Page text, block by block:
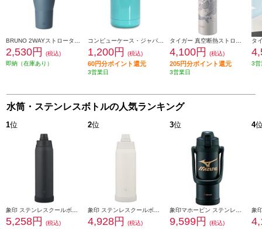
2,530円
(税込)
即納（在庫あり）
1,200円 (税込)
60円分ポイント還元
3営業日
4,100円 (税込)
205円分ポイント還元
3営業日
3営
水筒・ステンレスボトルの人気ランキング
1位
5,258円
(税込)
2位
4,928円
(税込)
3位
9,599円
(税込)
4